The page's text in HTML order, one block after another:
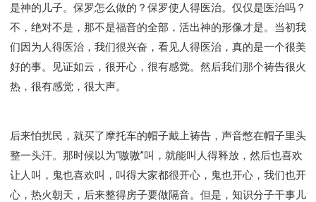
是神的儿子。保罗怎么做的？保罗使人得医治。仅仅是医治吗？
不，绝对不是，那不是福音的全部，活出神的形像才是。当初我
们因为人得医治，我们很兴奋，看见人得医治，真的是一个很美
好的事。见证如云，很开心，很有感觉。然后我们那个祷告很火
热，很有感觉，很大声。
后来怕扰民，就买了摩托车的帽子戴上祷告，声音憋在帽子里头
整一头汗。那时候以为“嗷嗷”叫，就能叫人得释放，然后也喜欢
让人叫，鬼也喜欢叫，叫得大家都很开心，鬼也开心，我们也开
心，热火朝天，后来整得房子要做隔音。但是，知识分子干事儿